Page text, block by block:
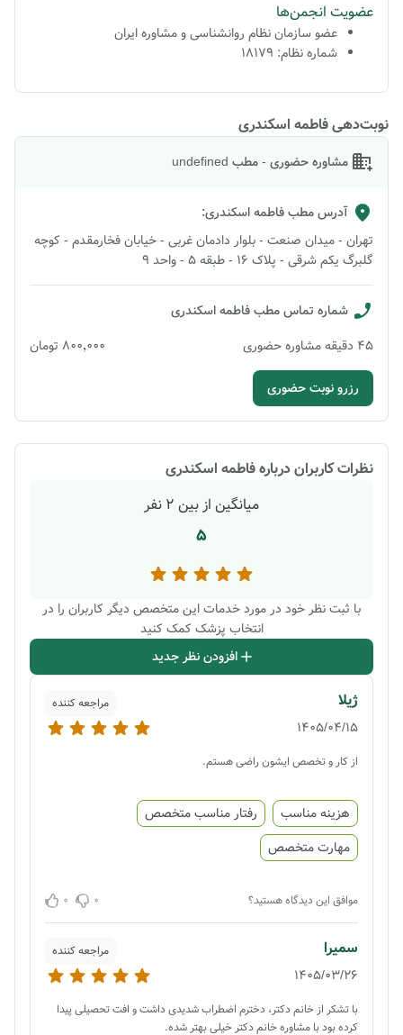
عضویت انجمن‌ها
عضو سازمان نظام روانشناسی و مشاوره ایران
شماره نظام: 18179
نوبت‌دهی فاطمه اسکندری
مشاوره حضوری - مطب undefined
آدرس مطبفاطمه اسکندری:
تهران - میدان صنعت - بلوار دادمان غربی - خیابان فخارمقدم - کوچه
گلبرگ یکم شرقی - پلاک 16 - طبقه 5 - واحد 9
شماره تماس مطبفاطمه اسکندری
45 دقیقهمشاوره حضوری ۸۰۰٬۰۰۰ تومان
رزرو نوبت حضوری
نظرات کاربران دربارهفاطمه اسکندری
میانگین از بین 2 نفر
5
با ثبت نظر خود در مورد خدمات این متخصص دیگر کاربران را در
انتخاب پزشک کمک کنید
افزودن نظر جدید
ژیلا مراجعه کننده
1405/04/15
از کار و تخصص ایشون راضی هستم.
هزینه مناسب
رفتار مناسب متخصص
مهارت متخصص
موافق این دیدگاه هستید؟ 0
0
سمیرا مراجعه کننده
1405/03/26
با تشکر از خانم دکتر، دخترم اضطراب شدیدی داشت و افت تحصیلی پیدا
کرده بود با مشاوره خانم دکتر خیلی بهتر شده.